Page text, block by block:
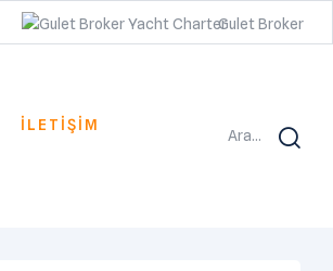
Gulet Broker
İLETİŞİM
Ara...